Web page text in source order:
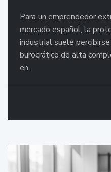
Para un emprendedor
mercado español, la
industrial suele
burocrático de alta
en...